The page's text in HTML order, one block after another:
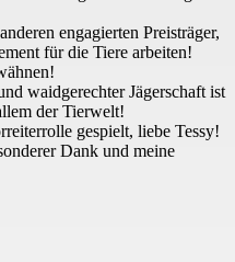
engagierten Preisträger,
für die Tiere arbeiten!
waidgerechter Jägerschaft ist
der Tierwelt!
gespielt, liebe Tessy!
Dank und meine